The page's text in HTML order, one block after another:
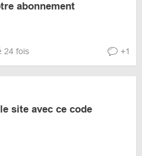
abonnement
24 fois +1
site avec ce code